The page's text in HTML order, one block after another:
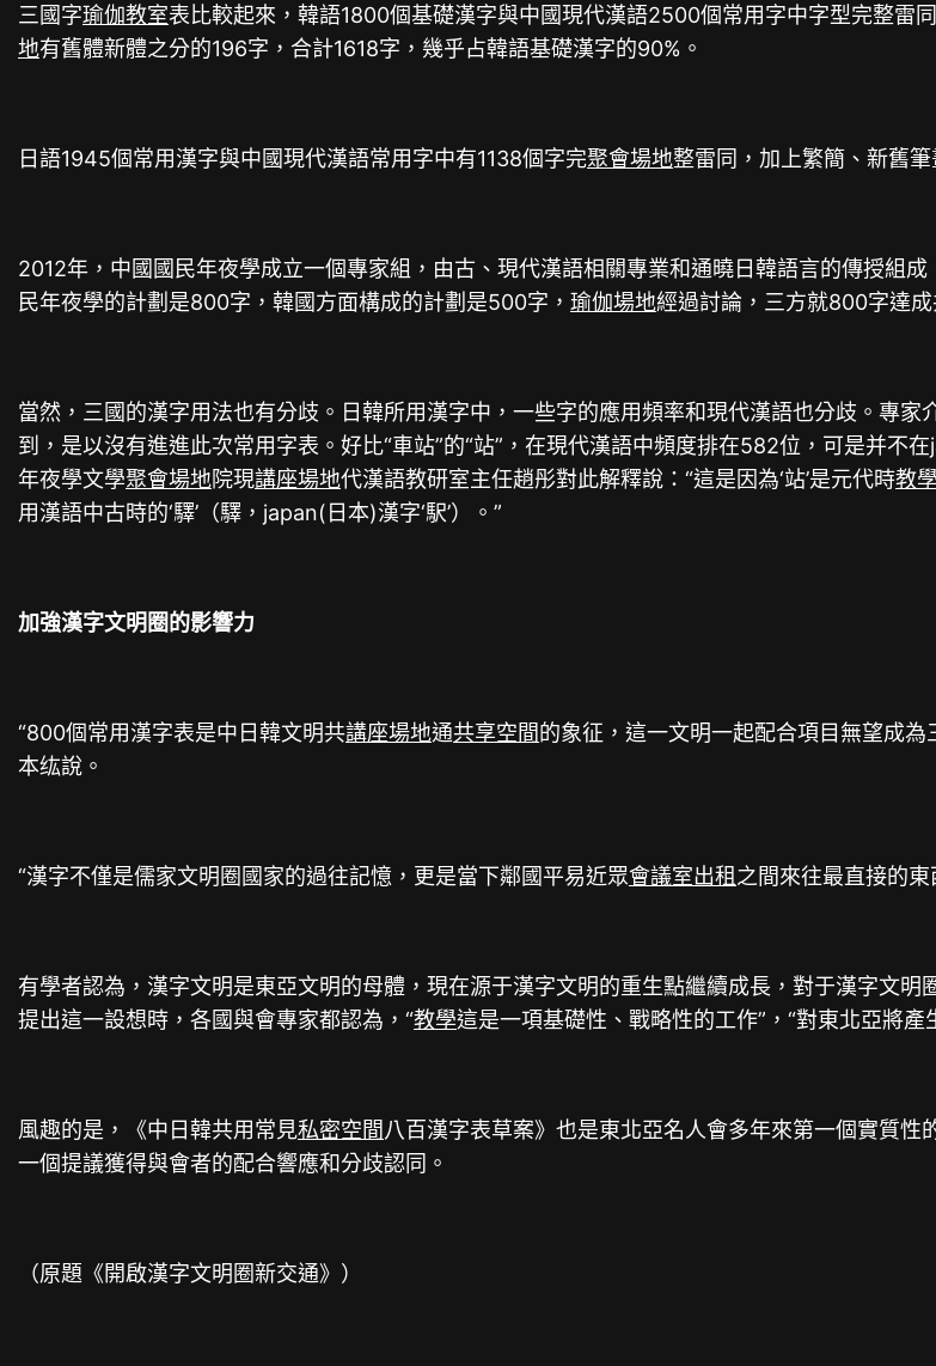
三國字瑜伽教室表比較起來，韓語1800個基礎漢字與中國現代漢語2500個常用字中字型完整
地有舊體新體之分的196字，合計1618字，幾乎占韓語基礎漢字的90%。
日語1945個常用漢字與中國現代漢語常用字中有1138個字完聚會場地整雷同，加上繁簡、新舊
2012年，中國國民年夜學成立一個專家組，由古、現代漢語相關專業和通曉日韓語言的傳授組
民年夜學的計劃是800字，韓國方面構成的計劃是500字，瑜伽場地經過討論，三方就800字達
當然，三國的漢字用法也有分歧。日韓所用漢字中，一些字的應用頻率和現代漢語也分歧。專家
到，是以沒有進進此次常用字表。好比“車站”的“站”，在現代漢語中頻度排在582位，可是并不
年夜學文學聚會場地院現講座場地代漢語教研室主任趙彤對此解釋說：“這是因為‘站’是元代時教
用漢語中古時的‘驛’（驛，japan(日本)漢字‘駅’）。”
加強漢字文明圈的影響力
“800個常用漢字表是中日韓文明共講座場地通共享空間的象征，這一文明一起配合項目無望成
本纮說。
“漢字不僅是儒家文明圈國家的過往記憶，更是當下鄰國平易近眾會議室出租之間來往最直接的東
有學者認為，漢字文明是東亞文明的母體，現在源于漢字文明的重生點繼續成長，對于漢字文
提出這一設想時，各國與會專家都認為，“教學這是一項基礎性、戰略性的工作”，“對東北亞將產
風趣的是，《中日韓共用常見私密空間八百漢字表草案》也是東北亞名人會多年來第一個實質
一個提議獲得與會者的配合響應和分歧認同。
（原題《開啟漢字文明圈新交通》）